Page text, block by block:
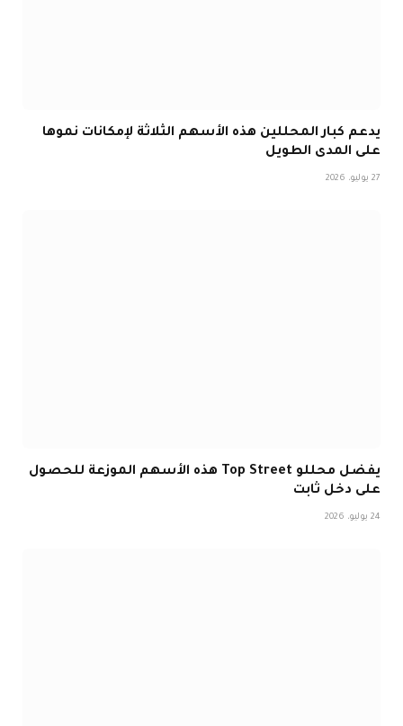
يدعم كبار المحللين هذه الأسهم الثلاثة لإمكانات نموها
على المدى الطويل
27 يوليو، 2026
يفضل محللو Top Street هذه الأسهم الموزعة للحصول
على دخل ثابت
24 يوليو، 2026